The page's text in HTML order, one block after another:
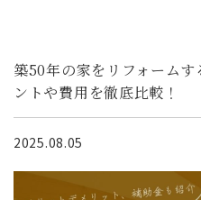
築50年の家をリフォーム
ントや費用を徹底比較！
2025.08.05